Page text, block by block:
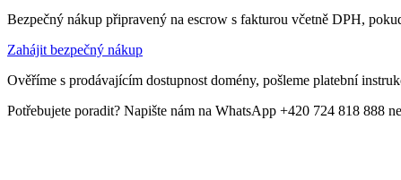
Bezpečný nákup připravený na escrow s fakturou včetně DPH,
Zahájit bezpečný nákup
Ověříme s prodávajícím dostupnost domény, pošleme platební
Potřebujete poradit? Napište nám na WhatsApp +420 724 818 888